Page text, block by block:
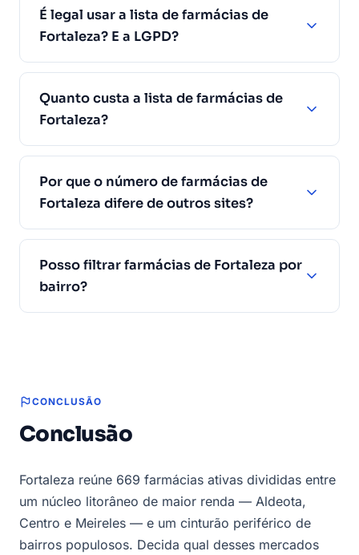
É legal usar a lista de farmácias de
Fortaleza? E a LGPD?
Quanto custa a lista de farmácias de
Fortaleza?
Por que o número de farmácias de
Fortaleza difere de outros sites?
Posso filtrar farmácias de Fortaleza por
bairro?
CONCLUSÃO
Conclusão
Fortaleza reúne 669 farmácias ativas divididas entre
um núcleo litorâneo de maior renda — Aldeota,
Centro e Meireles — e um cinturão periférico de
bairros populosos. Decida qual desses mercados